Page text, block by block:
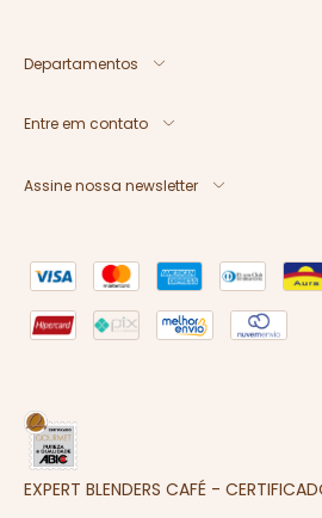
Departamentos
Entre em contato
Assine nossa newsletter
EXPERT BLENDERS CAFÉ -